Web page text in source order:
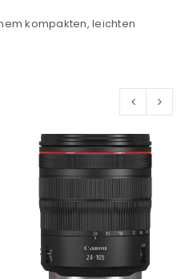
kompakten, leichten